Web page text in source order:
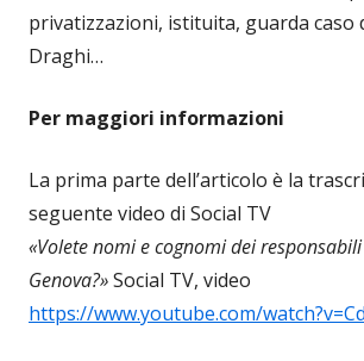
privatizzazioni, istituita, guarda caso
Draghi…
Per maggiori informazioni
La prima parte dell’articolo è la
seguente video di Social TV
«Volete nomi e cognomi dei
Genova?»Social TV, video
https://www.youtube.com/